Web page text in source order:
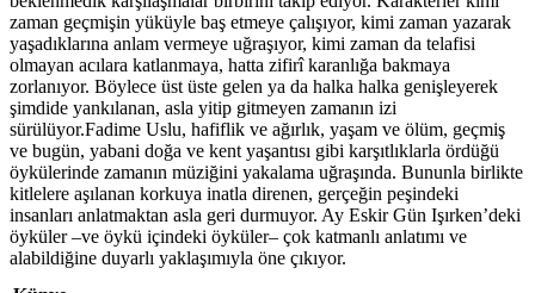
zaman geçmişin yüküyle baş etmeye çalışıyor, kimi zaman yazarak
yaşadıklarına anlam vermeye uğraşıyor, kimi zaman da telafisi
olmayan acılara katlanmaya, hatta zifirî karanlığa bakmaya
zorlanıyor. Böylece üst üste gelen ya da halka halka genişleyerek
şimdide yankılanan, asla yitip gitmeyen zamanın izi
sürülüyor.Fadime Uslu, hafiflik ve ağırlık, yaşam ve ölüm, geçmiş
ve bugün, yabani doğa ve kent yaşantısı gibi karşıtlıklarla ördüğü
öykülerinde zamanın müziğini yakalama uğraşında. Bununla birlikte
kitlelere aşılanan korkuya inatla direnen, gerçeğin peşindeki
insanları anlatmaktan asla geri durmuyor. Ay Eskir Gün Işırken’deki
öyküler –ve öykü içindeki öyküler– çok katmanlı anlatımı ve
alabildiğine duyarlı yaklaşımıyla öne çıkıyor.